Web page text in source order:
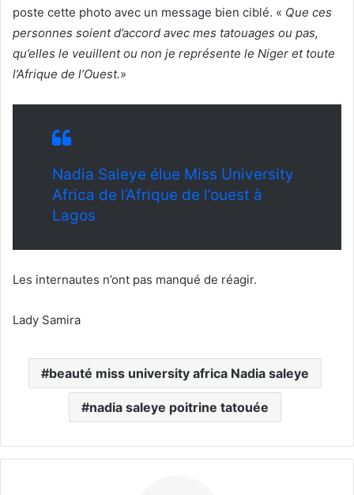
poste cette photo avec un message bien ciblé. « Que ces
personnes soient d’accord avec mes tatouages ou pas,
qu’elles le veuillent ou non je représente le Niger et toute
l’Afrique de l’Ouest.»
Nadia Saleye élue Miss University
Africa de l’Afrique de l’ouest à
Lagos
Les internautes n’ont pas manqué de réagir.
Lady Samira
beauté miss university africa Nadia saleye
nadia saleye poitrine tatouée